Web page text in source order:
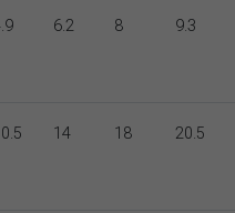
6.2 8 9.3
14 18 20.5